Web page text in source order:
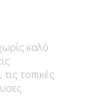
καλό
τοπικές